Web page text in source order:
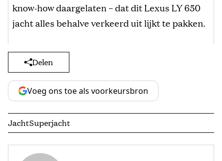
know-how daargelaten – dat dit Lexus LY 650
jacht alles behalve verkeerd uit lijkt te pakken.
Delen
Voeg ons toe als voorkeursbron
JachtSuperjacht